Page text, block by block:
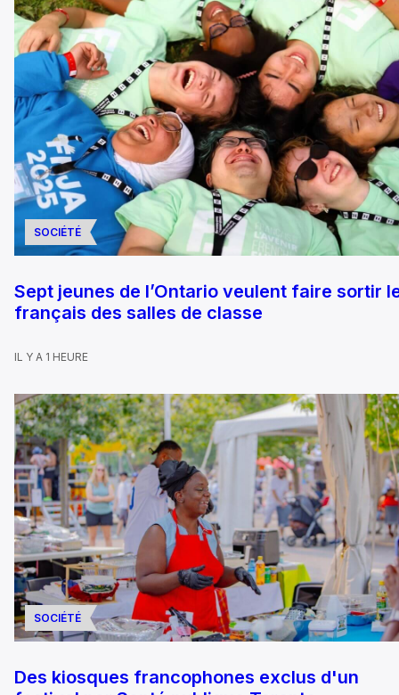
SOCIÉTÉ
Sept jeunes de l’Ontario veulent faire sortir
français des salles de classe
IL Y A 1 HEURE
SOCIÉTÉ
Des kiosques francophones exclus d'un